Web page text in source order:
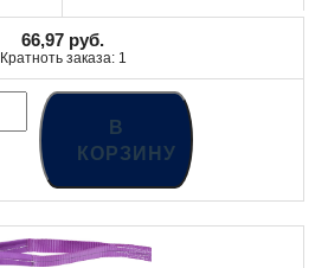
66,97 руб.
Кратноть заказа: 1
В
КОРЗИНУ